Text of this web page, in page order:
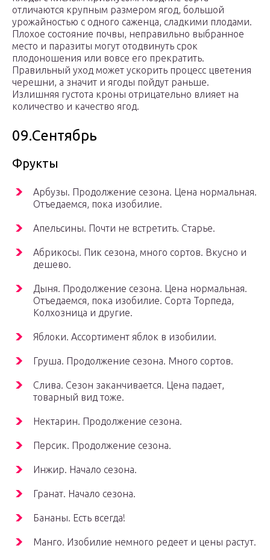
отличаются крупным размером ягод, большой
урожайностью с одного саженца, сладкими плодами.
Плохое состояние почвы, неправильно выбранное
место и паразиты могут отодвинуть срок
плодоношения или вовсе его прекратить.
Правильный уход может ускорить процесс цветения
черешни, а значит и ягоды пойдут раньше.
Излишняя густота кроны отрицательно влияет на
количество и качество ягод.
09.Сентябрь
Фрукты
Арбузы. Продолжение сезона. Цена нормальная.
Отъедаемся, пока изобилие.
Апельсины. Почти не встретить. Старье.
Абрикосы. Пик сезона, много сортов. Вкусно и
дешево.
Дыня. Продолжение сезона. Цена нормальная.
Отъедаемся, пока изобилие. Сорта Торпеда,
Колхозница и другие.
Яблоки. Ассортимент яблок в изобилии.
Груша. Продолжение сезона. Много сортов.
Слива. Сезон заканчивается. Цена падает,
товарный вид тоже.
Нектарин. Продолжение сезона.
Персик. Продолжение сезона.
Инжир. Начало сезона.
Гранат. Начало сезона.
Бананы. Есть всегда!
Манго. Изобилие немного редеет и цены растут.